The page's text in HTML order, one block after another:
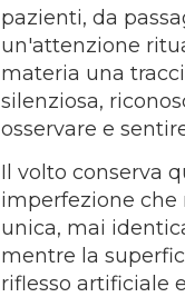
pazienti, da
un'attenzione
materia una
silenziosa,
osservare e
Il volto conserva
imperfezione che
unica, mai
mentre la
riflesso artificiale